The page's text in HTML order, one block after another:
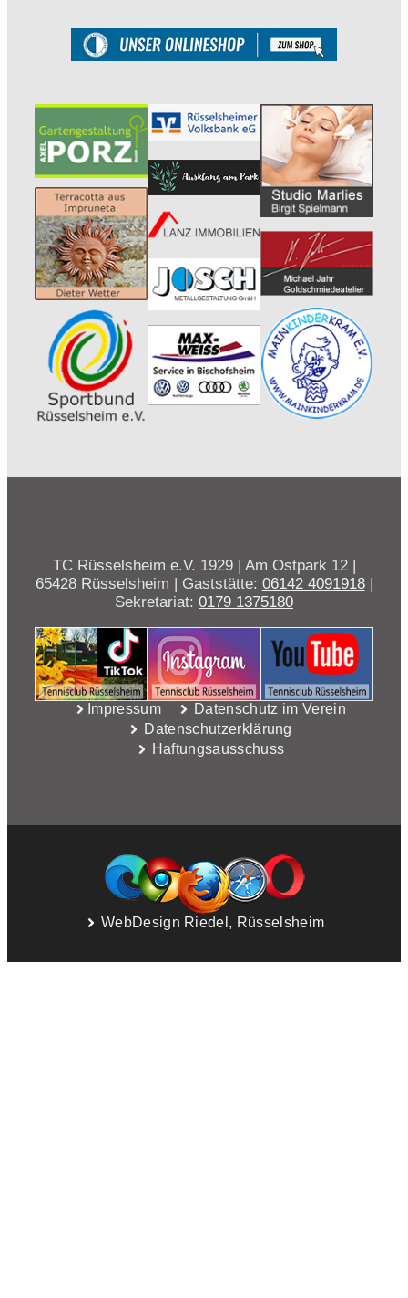
TC Rüsselsheim e.V. 1929 | Am Ostpark 12 |
65428 Rüsselsheim | Gaststätte: 06142 4091918|
Sekretariat: 0179 1375180
Impressum
Datenschutz im Verein
Datenschutzerklärung
Haftungsausschuss
WebDesign Riedel, Rüsselsheim